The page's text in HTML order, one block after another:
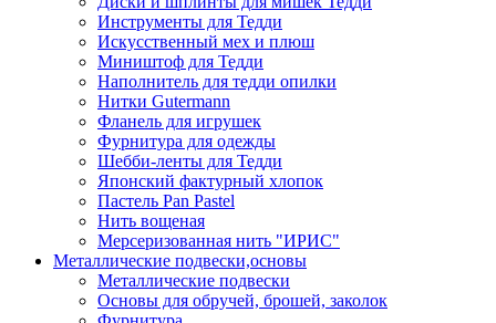
Инструменты для Тедди
Искусственный мех и плюш
Миништоф для Тедди
Наполнитель для тедди опилки
Нитки Gutermann
Фланель для игрушек
Фурнитура для одежды
Шебби-ленты для Тедди
Японский фактурный хлопок
Пастель Pan Pastel
Нить вощеная
Мерсеризованная нить "ИРИС"
Металлические подвески,основы
Металлические подвески
Основы для обручей, брошей, заколок